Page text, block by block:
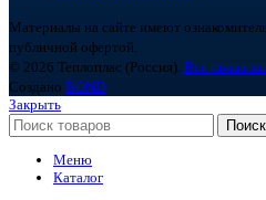
Материалы на сайте имеют
публичной офертой.
© 2026 Теплоплас (Россия). Все права
Создано BOND
Закрыть
Поиск
Меню
Каталог